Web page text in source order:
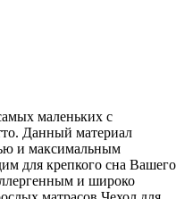
маленьких с
Данный материал
и максимальным
для крепкого сна Вашего
и широко